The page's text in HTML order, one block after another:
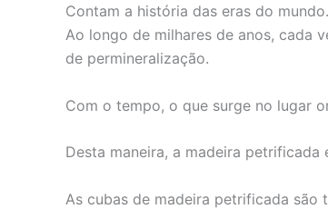
Contam a história das eras do mundo.
Ao longo de milhares de anos, cada
de permineralização.
Com o tempo, o que surge no lugar
Desta maneira, a madeira
As cubas de madeira petrificada são